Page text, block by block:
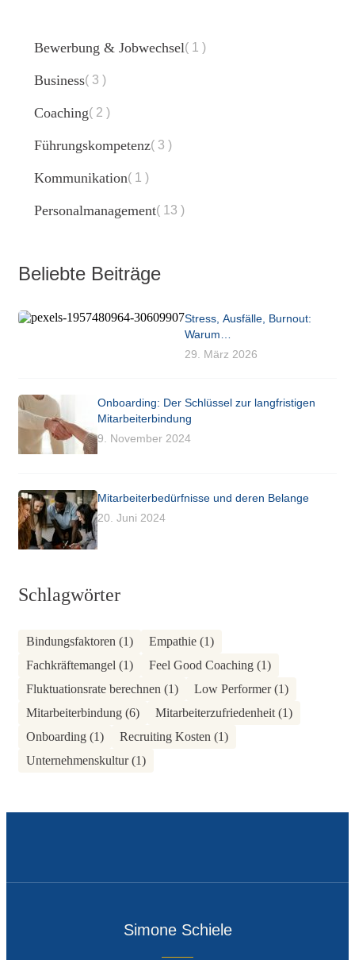
Bewerbung & Jobwechsel 1
Business 3
Coaching 2
Führungskompetenz 3
Kommunikation 1
Personalmanagement 13
Beliebte Beiträge
Stress, Ausfälle, Burnout:
Warum
Gesundheitsmanagement ein
29. März 2026
Onboarding: Der Schlüssel zur langfristigen
Mitarbeiterbindung
9. November 2024
Mitarbeiterbedürfnisse und deren Belange
20. Juni 2024
Schlagwörter
Bindungsfaktoren (1) Empathie (1)
Fachkräftemangel (1) Feel Good Coaching (1)
Fluktuationsrate berechnen (1) Low Performer(1)
Mitarbeiterbindung (6) Mitarbeiterzufriedenheit (1)
Onboarding (1) Recruiting Kosten (1)
Unternehmenskultur(1)
Simone Schiele